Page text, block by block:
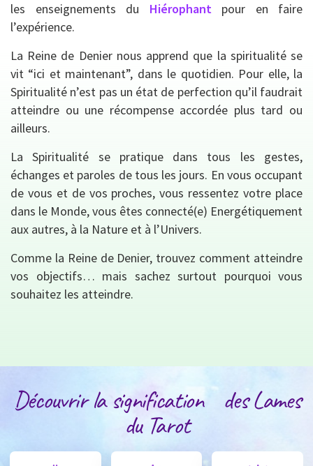
les enseignements du Hiérophantpour en faire
l’expérience.
La Reine de Denier nous apprend que la spiritualité se
vit “ici et maintenant”, dans le quotidien. Pour elle, la
Spiritualité n’est pas un état de perfection qu’il faudrait
atteindre ou une récompense accordée plus tard ou
ailleurs.
La Spiritualité se pratique dans tous les gestes,
échanges et paroles de tous les jours. En vous occupant
de vous et de vos proches, vous ressentez votre place
dans le Monde, vous êtes connecté(e) Energétiquement
aux autres, à la Nature et à l’Univers.
Comme la Reine de Denier, trouvez comment atteindre
vos objectifs… mais sachez surtout pourquoi vous
souhaitez les atteindre.
Découvrir la signification des Lames
du Tarot